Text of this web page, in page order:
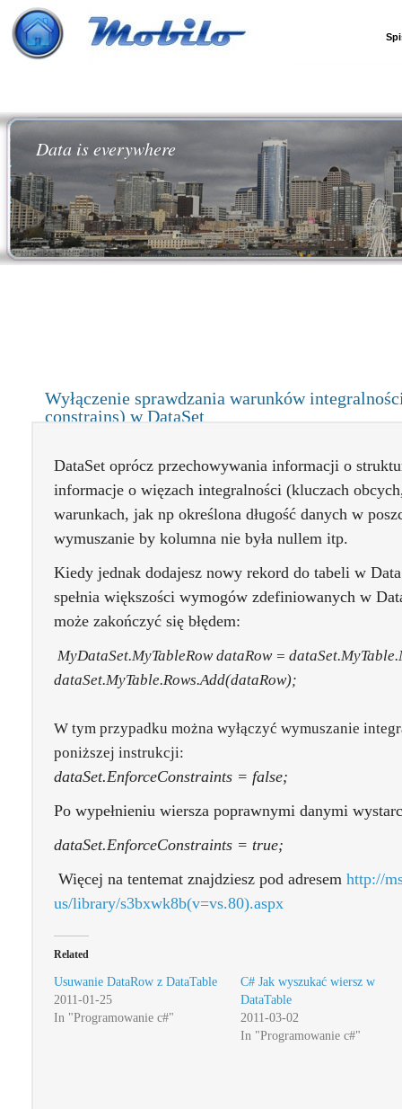
Data is everywhere
Wyłączenie sprawdzania warunków
constrains) w DataSet
DataSet oprócz przechowywania informacji o
informacje o więzach integralności (kluczach
warunkach, jak np określona długość danych w
wymuszanie by kolumna nie była nullem itp.
Kiedy jednak dodajesz nowy rekord do tabeli w
spełnia większości wymogów zdefiniowanych w
może zakończyć się błędem:
MyDataSet.MyTableRow dataRow =
dataSet.MyTable.Rows.Add(dataRow);
W tym przypadku można wyłączyć wymuszanie
poniższej instrukcji:
dataSet.EnforceConstraints = false;
Po wypełnieniu wiersza poprawnymi danymi
dataSet.EnforceConstraints = true;
Więcej na tentemat znajdziesz pod adresem http://
us/library/s3bxwk8b(v=vs.80).aspx
Related
Usuwanie DataRow z DataTable
2011-01-25
In "Programowanie c#"
C# Jak wyszukać wiersz w
DataTable
2011-03-02
In "Programowanie c#"